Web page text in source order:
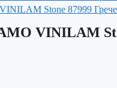
VINILAM